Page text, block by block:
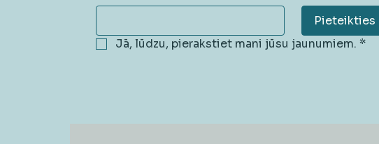
Pieteikties
Jā, lūdzu, pierakstiet mani jūsu jaunumiem. *